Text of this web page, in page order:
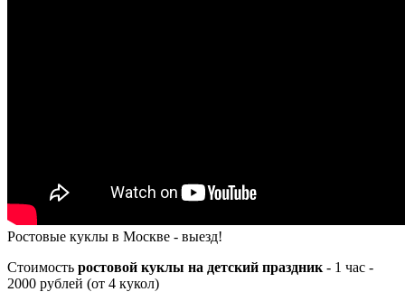
Ростовые куклы в Москве - выезд!
Стоимость ростовой куклы на детский праздник - 1 час -
2000 рублей (от 4 кукол)